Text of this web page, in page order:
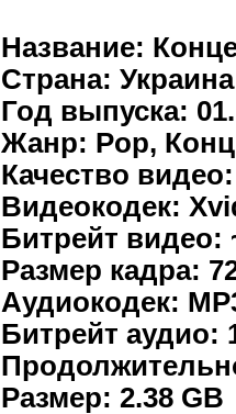
Название:
Страна: Украина
Год выпуска:
Жанр: Pop,
Качество
Видеокодек:
Битрейт видео:
Размер кадра:
Аудиокодек:
Битрейт аудио:
Размер: 2.38 GB